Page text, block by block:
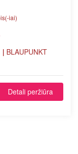
iai)
| BLAUPUNKT
Detali peržiūra